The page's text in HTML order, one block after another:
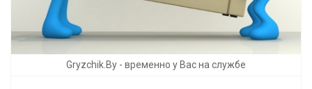
Gryzchik.By - временно у Вас на службе